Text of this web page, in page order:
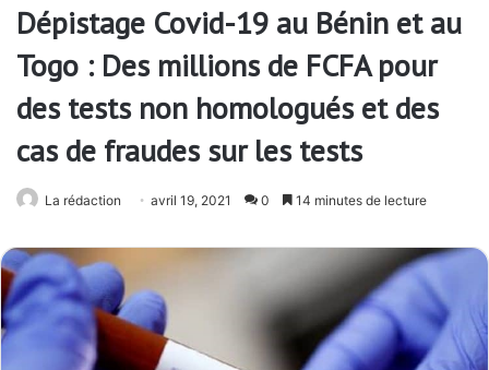
Dépistage Covid-19 au Bénin et au
Togo : Des millions de FCFA pour
des tests non homologués et des
cas de fraudes sur les tests
La rédaction avril 19, 2021 0 14 minutes de lecture